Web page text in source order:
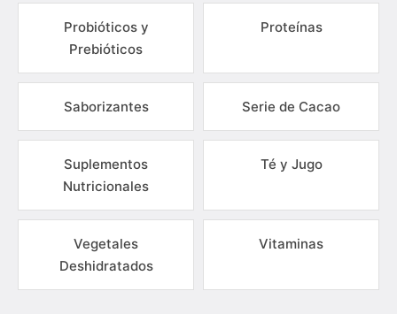
Probióticos y
Prebióticos
Proteínas
Saborizantes Serie de Cacao
Suplementos
Nutricionales
Té y Jugo
Vegetales
Deshidratados
Vitaminas